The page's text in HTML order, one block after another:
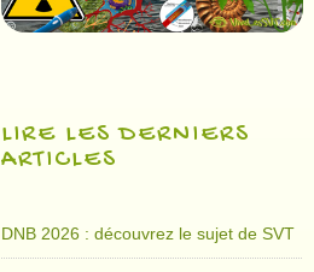
LIRE LES DERNIERS
ARTICLES
DNB 2026 : découvrez le sujet de SVT